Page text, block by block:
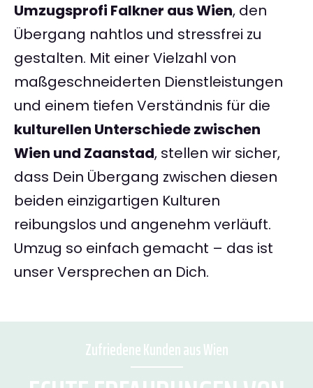
Umzugsprofi Falkner aus Wien, den
Übergang nahtlos und stressfrei zu
gestalten. Mit einer Vielzahl von
maßgeschneiderten Dienstleistungen
und einem tiefen Verständnis für die
kulturellen Unterschiede zwischen
Wien und Zaanstad, stellen wir sicher,
dass Dein Übergang zwischen diesen
beiden einzigartigen Kulturen
reibungslos und angenehm verläuft.
Umzug so einfach gemacht – das ist
unser Versprechen an Dich.
Zufriedene Kunden aus Wien